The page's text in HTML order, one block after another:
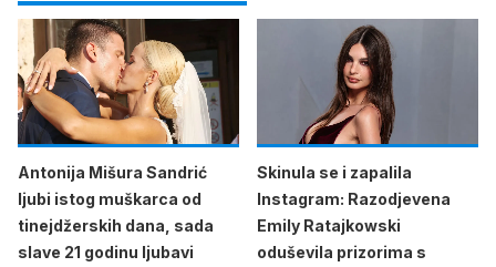
Antonija Mišura Sandrić
ljubi istog muškarca od
tinejdžerskih dana, sada
slave 21 godinu ljubavi
Skinula se i zapalila
Instagram: Razodjevena
Emily Ratajkowski
oduševila prizorima s